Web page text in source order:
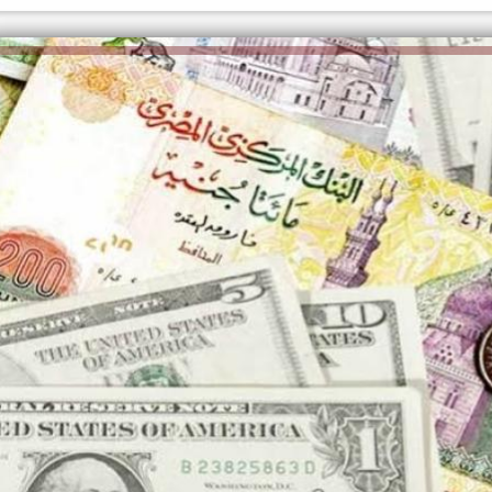
إلهام شرشر تكتب: دي مبقتش كورة..
دي سياسة
الكاتبة إلهام شرشر تهنئ الرئيس
السيسي بعيد ميلاده وتُشيد بجهوده
في بناء الدولة